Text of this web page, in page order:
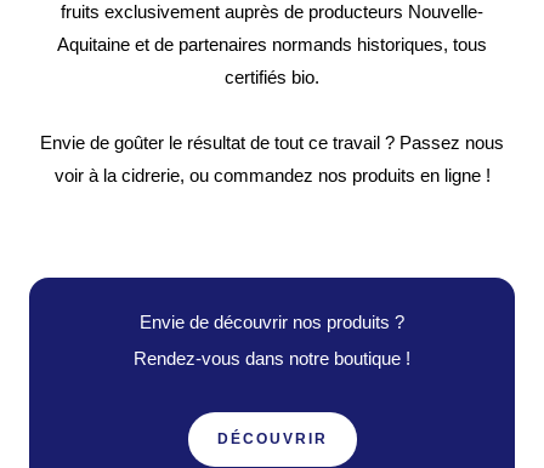
fruits exclusivement auprès de producteurs Nouvelle-
Aquitaine et de partenaires normands historiques, tous
certifiés bio.
Envie de goûter le résultat de tout ce travail ? Passez nous
voir à la cidrerie, ou commandez nos produits en ligne !
Envie de découvrir nos produits ?
Rendez-vous dans notre boutique !
DÉCOUVRIR